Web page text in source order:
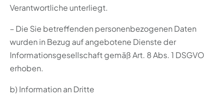
Verantwortliche unterliegt.
– Die Sie betreffenden personenbezogenen Daten
wurden in Bezug auf angebotene Dienste der
Informationsgesellschaft gemäß Art. 8 Abs. 1 DSGVO
erhoben.
b) Information an Dritte